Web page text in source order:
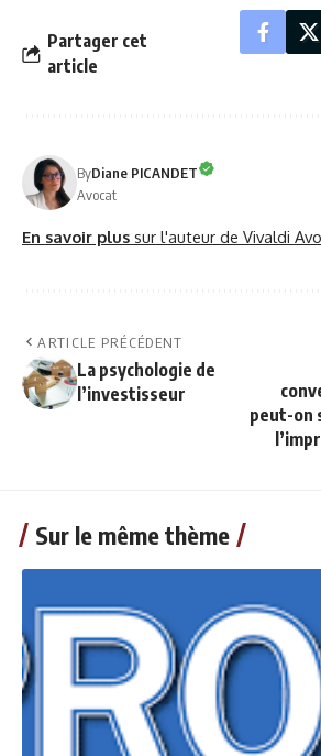
Partager cet
article
ByDiane PICANDET
Avocat
En savoir plus sur l'auteur de Vivaldi
ARTICLE PRÉCÉDENT
La psychologie de
l’investisseur
peut-on
Sur le même thème